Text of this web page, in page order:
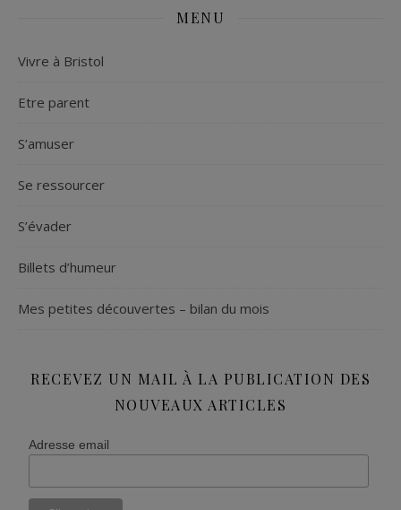
MENU
Vivre à Bristol
Etre parent
S’amuser
Se ressourcer
S’évader
Billets d’humeur
Mes petites découvertes – bilan du mois
RECEVEZ UN MAIL À LA PUBLICATION DES
NOUVEAUX ARTICLES
Adresse email